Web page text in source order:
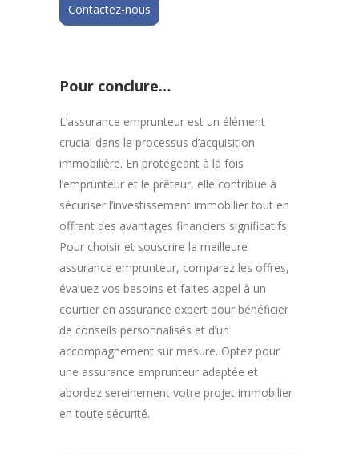
Contactez-nous
Pour conclure…
L’assurance emprunteur est un élément
crucial dans le processus d’acquisition
immobilière. En protégeant à la fois
l’emprunteur et le prêteur, elle contribue à
sécuriser l’investissement immobilier tout en
offrant des avantages financiers significatifs.
Pour choisir et souscrire la meilleure
assurance emprunteur, comparez les offres,
évaluez vos besoins et faites appel à un
courtier en assurance expert pour bénéficier
de conseils personnalisés et d’un
accompagnement sur mesure. Optez pour
une assurance emprunteur adaptée et
abordez sereinement votre projet immobilier
en toute sécurité.